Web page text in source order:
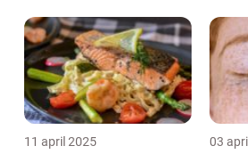
11 april 2025 03